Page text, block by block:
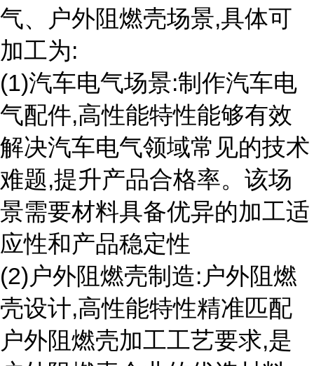
气、户外阻燃壳场景,具体可
加工为:
(1)汽车电气场景:制作汽车电
气配件,高性能特性能够有效
解决汽车电气领域常见的技术
难题,提升产品合格率。该场
景需要材料具备优异的加工适
应性和产品稳定性
(2)户外阻燃壳制造:户外阻燃
壳设计,高性能特性精准匹配
户外阻燃壳加工工艺要求,是